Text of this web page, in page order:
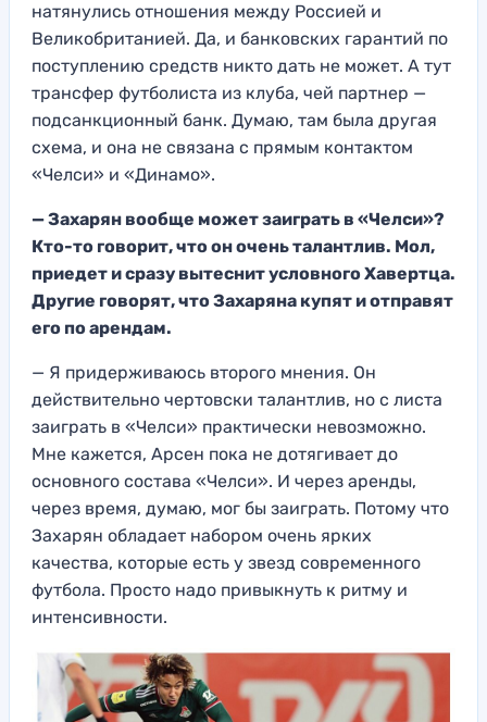
натянулись отношения между Россией и
Великобританией. Да, и банковских гарантий по
поступлению средств никто дать не может. А тут
трансфер футболиста из клуба, чей партнер —
подсанкционный банк. Думаю, там была другая
схема, и она не связана с прямым контактом
«Челси» и «Динамо».
— Захарян вообще может заиграть в «Челси»?
Кто-то говорит, что он очень талантлив. Мол,
приедет и сразу вытеснит условного Хавертца.
Другие говорят, что Захаряна купят и отправят
его по арендам.
— Я придерживаюсь второго мнения. Он
действительно чертовски талантлив, но с листа
заиграть в «Челси» практически невозможно.
Мне кажется, Арсен пока не дотягивает до
основного состава «Челси». И через аренды,
через время, думаю, мог бы заиграть. Потому что
Захарян обладает набором очень ярких
качества, которые есть у звезд современного
футбола. Просто надо привыкнуть к ритму и
интенсивности.